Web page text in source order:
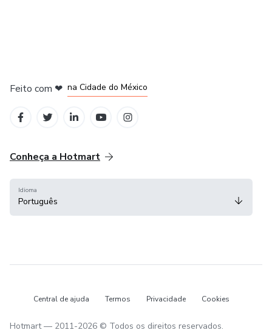
Feito com ❤ na Cidade do México
Conheça a Hotmart
Idioma
Português
Central de ajuda Termos Privacidade Cookies
Hotmart — 2011-2026 © Todos os direitos reservados.